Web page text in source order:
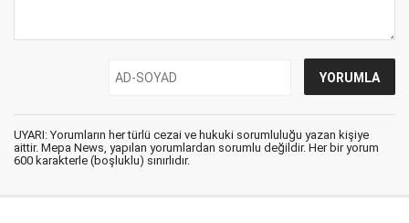
UYARI: Yorumların her türlü cezai ve hukuki sorumluluğu yazan kişiye
aittir. Mepa News, yapılan yorumlardan sorumlu değildir. Her bir yorum
600 karakterle (boşluklu) sınırlıdır.